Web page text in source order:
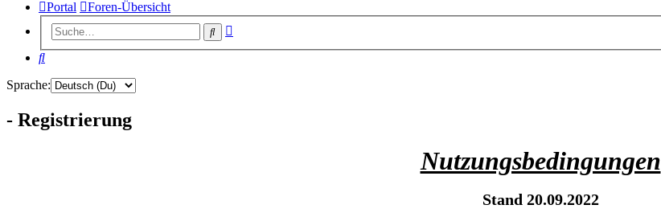
Portal Foren-Übersicht
Suche
Suche
Sprache:
- Registrierung
Nutzungsbedingungen
Stand 20.09.2022